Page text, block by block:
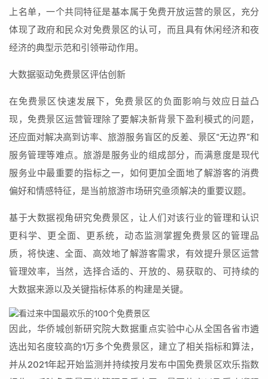
上名单，一个共同特征是基本属于免费开放运营的景区，充分
体现了政府和民众对免费景区的认可，而且具有休闲经济和夜
经济的典型示范和引领带动作用。
大数据驱动免费景区评估创新
在免费景区快速发展下，免费景区的负面影响与效应日益凸
现，免费景区运营管理除了要解决新背景下盈利模式的问题，
还应面对解决高到访率、旅游服务盲区的反差、景区“无边界”和
服务管理等难点。旅游是服务业的组成部分，而满意度是现代
服务业中最重要的指标之一，如何更加全面地了解游客的消费
偏好和情感特征，是当前旅游市场研究亟须解决的重要议题。
基于大数据视角研究免费景区，让人们对该行业的管理和认识
更科学、更全面、更系统，动态监测掌握免费景区的管理品
质，将快速、全面、高效地了解游客需求，有效提升景区运营
管理效率，当然，选择合适的、开放的、易获取的、可持续的
大数据来源以及关键指标体系的构建是关键。
因此，华侨城创新研究院大数据重点实验中心从全国各省市遴
选出知名度较高的1万多个免费景区，建立了相关指标和算法，
并从2021年起开始监测并持续按月发布中国免费景区欢乐指数